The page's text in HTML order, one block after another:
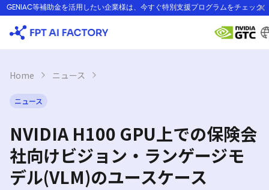
Skip
content
GENIAC等補助金を活用したい企業様は、今すぐ特別支援プログラムをチェック
Home › ニュース ›
ニュース
NVIDIA H100 GPU上での保険会
社向けビジョン・ランゲージモ
デル(VLM)のユースケース